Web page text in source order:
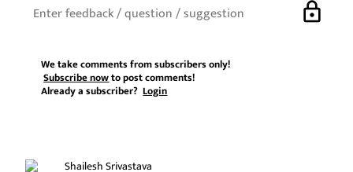
lock
We take comments from subscribers only!
Subscribe nowto post comments!
Already a subscriber?Login
Shailesh Srivastava